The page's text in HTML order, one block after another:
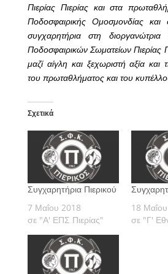
Πιερίας Πιερίας και στα
Ποδοσφαιρικής Ομοσμονδίας και
συγχαρητήρια στη
Ποδοσφαιρικών Σωματείων Πιερίας
μαζί αίγλη και ξεχωριστή αξία
του πρωταθλήματος και του
Σχετικά
Συγχαρητήρια Πιερικού
7 Μαΐου 2018
σε "Α' ΕΠΣ Πιερίας"
18
σε "Γ'